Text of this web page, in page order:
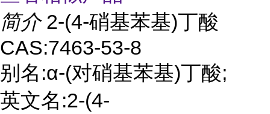
简介 2-(4-硝基苯基)丁酸
CAS:7463-53-8
别名:α-(对硝基苯基)丁酸;
英文名:2-(4-